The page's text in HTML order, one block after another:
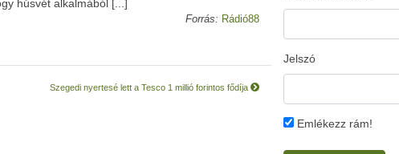
húsvét alkalmából [...]
Forrás: Rádió88
Szegedi nyertesé lett a Tesco 1 millió forintos fődíja
Jelszó
Emlékezz rám!